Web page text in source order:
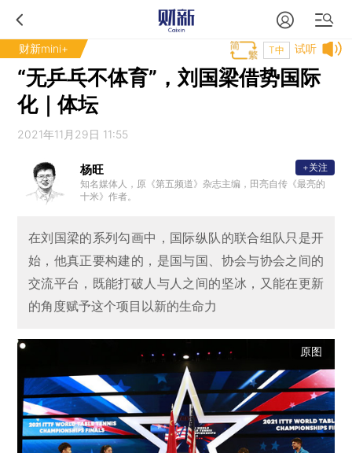
财新mini+ 试听
T中
“无乒乓不体育”，刘国梁借势国际
化｜体坛
2021年11月29日 11:55
杨旺
知名媒体人，原《第五频道》杂志主编，田亮自传《最亮的
十米》作者。
+关注
在刘国梁的系列勾画中，国际纵队的联合组队只是开
始，他真正要构建的，是国与国、协会与协会之间的
交流平台，既能打破人与人之间的坚冰，又能在更新
的角度赋予这个项目以新的生命力
原图